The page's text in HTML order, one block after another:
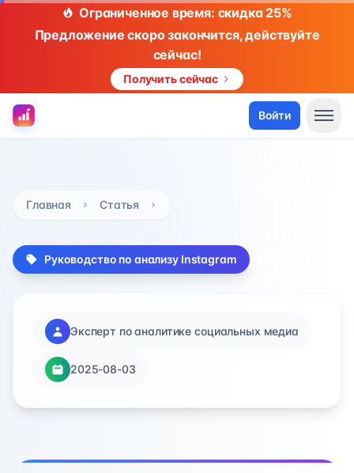
Ограниченное время: скидка 25%
Предложение скоро закончится, действуйте
сейчас!
Получить сейчас
Войти
Главная Статья
Руководство по анализу Instagram
Эксперт по аналитике социальных медиа
2025-08-03